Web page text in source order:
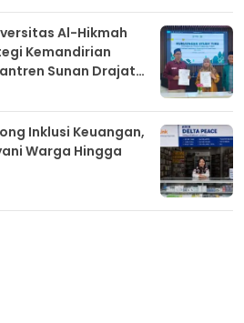
Al-Hikmah
Kemandirian
Sunan Drajat
Inklusi Keuangan,
Warga Hingga